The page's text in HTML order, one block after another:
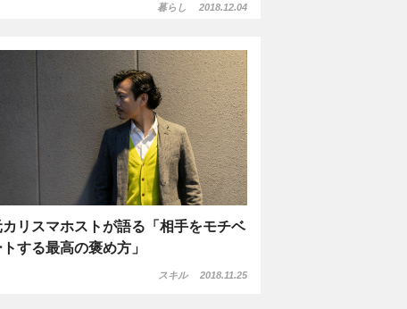
暮らし 2018.12.04
カリスマホストが語る「相手をモチベ
トする最高の褒め方」
スキル 2018.11.25